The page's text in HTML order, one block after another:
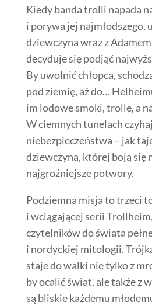
Kiedy banda trolli napada
i porywa jej najmłodszego,
dziewczyna wraz z
decyduje się podjąć
By uwolnić chłopca,
pod ziemię, aż do…
im lodowe smoki, trolle, a
W ciemnych tunelach
niebezpieczeństwa – jak
dziewczyna, której boją się
najgroźniejsze potwory.
Podziemna misja to trzeci
i wciągającej serii
czytelników do świata
i nordyckiej mitologii.
staje do walki nie tylko z
by ocalić świat, ale także z
są bliskie każdemu